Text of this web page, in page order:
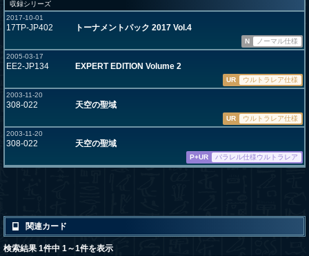
収録シリーズ
2017-10-01
17TP-JP402 トーナメントパック 2017 Vol.4
N
ノーマル仕様
2005-03-17
EE2-JP134 EXPERT EDITION Volume 2
UR
ウルトラレア仕様
2003-11-20
308-022 天空の聖域
UR
ウルトラレア仕様
2003-11-20
308-022 天空の聖域
P+UR パラレル仕様ウルトラレア
関連カード
検索結果 1件中 1～1件を表示